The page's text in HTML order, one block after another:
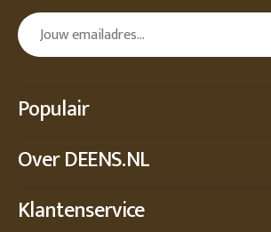
Populair
Over DEENS.NL
Klantenservice